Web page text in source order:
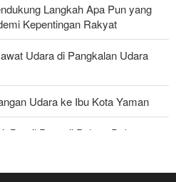
Langkah Apa Pun yang
Kepentingan Rakyat
Udara di Pangkalan Udara
Udara ke Ibu Kota Yaman
Brasil Panggil Pulang Dubes